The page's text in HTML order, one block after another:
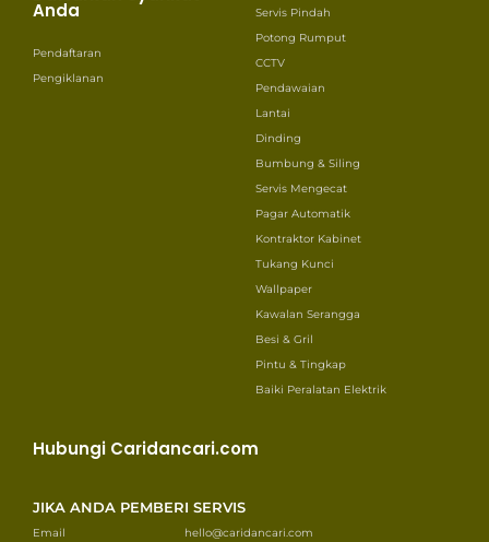
Anda
Pendaftaran
Pengiklanan
Servis Pindah
Potong Rumput
CCTV
Pendawaian
Lantai
Dinding
Bumbung & Siling
Servis Mengecat
Pagar Automatik
Kontraktor Kabinet
Tukang Kunci
Wallpaper
Kawalan Serangga
Besi & Gril
Pintu & Tingkap
Baiki Peralatan Elektrik
Hubungi Caridancari.com
JIKA ANDA PEMBERI SERVIS
Email hello@caridancari.com